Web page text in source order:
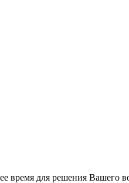
время для решения Вашего